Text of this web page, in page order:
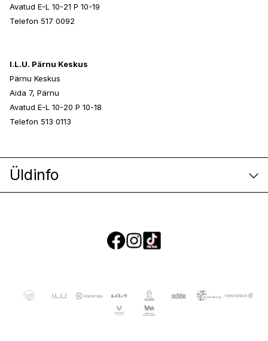
Avatud E-L 10-21 P 10-19
Telefon 517 0092
I.L.U. Pärnu Keskus
Pärnu Keskus
Aida 7, Pärnu
Avatud E-L 10-20 P 10-18
Telefon 513 0113
Üldinfo